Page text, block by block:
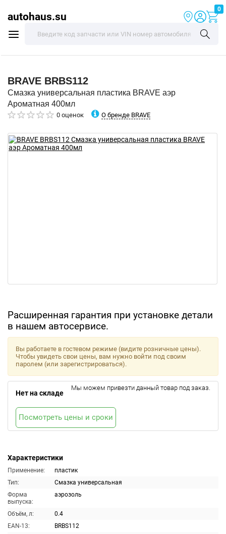
autohaus.su
0
BRAVE BRBS112
Смазка универсальная пластика BRAVE аэр
Ароматная 400мл
0 оценок О бренде BRAVE
Расширенная гарантия при установке детали
в нашем автосервисе.
Характеристики
Применение:
пластик
Тип:
Смазка универсальная
Форма
выпуска:
аэрозоль
Объём, л:
0.4
EAN-13:
BRBS112
Вы работаете в гостевом режиме (видите розничные цены).
Чтобы увидеть свои цены, вам нужно войти под своим
паролем (или зарегистрироваться).
Нет на складе
Мы можем привезти данный товар под заказ.
Посмотреть цены и сроки